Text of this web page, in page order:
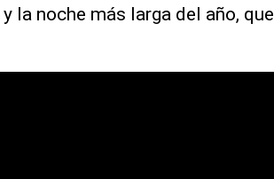
la noche más larga del año, que